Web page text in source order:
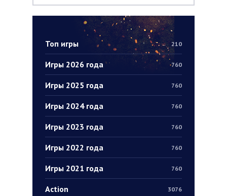
Топ игры 210
Игры 2026 года 760
Игры 2025 года 760
Игры 2024 года 760
Игры 2023 года 760
Игры 2022 года 760
Игры 2021 года 760
Action 3076